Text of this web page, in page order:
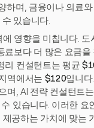
하며, 금융이나 의료
수 있습니다.
영향을 미칩니다. 도
료보다 더 많은 요금을
리 컨설턴트는 평균
역에서는 $120입니
며, AI 전략 컨설턴트
있습니다. 이러한 요
공하는 가치에 맞는